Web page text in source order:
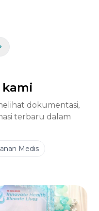
kami
dokumentasi,
terbaru dalam
Medis